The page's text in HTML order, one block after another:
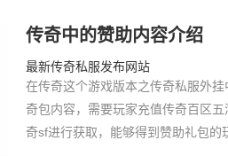
传奇中的赞助内容介绍
最新传奇私服发布网站
在传奇这个游戏版本之传奇私服外
奇包内容，需要玩家充值传奇百区
奇sf进行获取，能够得到赞助礼包